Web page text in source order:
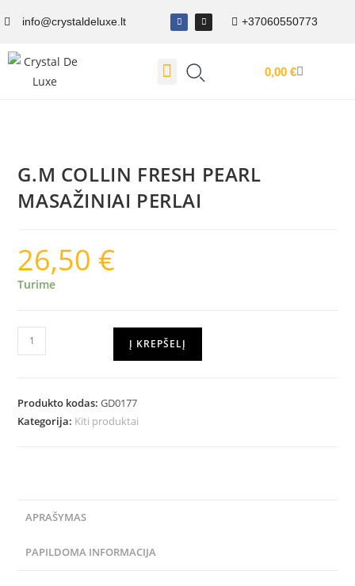
info@crystaldeluxe.lt +37060550773
0,00 €
G.M COLLIN FRESH PEARL
MASAŽINIAI PERLAI
26,50 €
Turime
Į KREPŠELĮ
Produkto kodas:GD0177
Kategorija: Kiti produktai
APRAŠYMAS
PAPILDOMA INFORMACIJA